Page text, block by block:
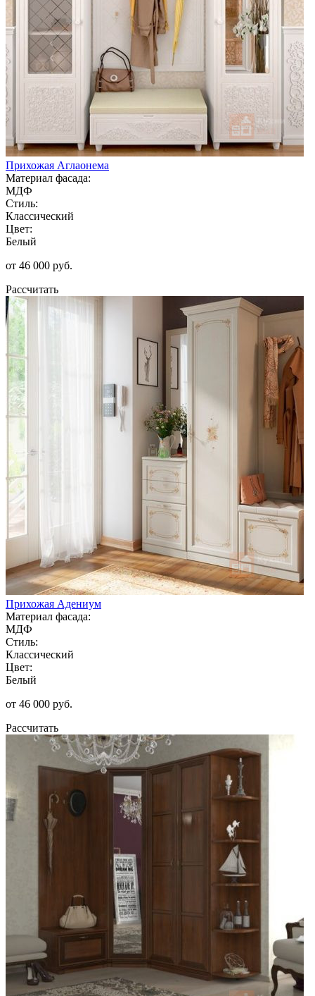
Прихожая Аглаонема
Материал фасада:
МДФ
Стиль:
Классический
Цвет:
Белый
от 46 000 руб.
Рассчитать
Прихожая Адениум
Материал фасада:
МДФ
Стиль:
Классический
Цвет:
Белый
от 46 000 руб.
Рассчитать